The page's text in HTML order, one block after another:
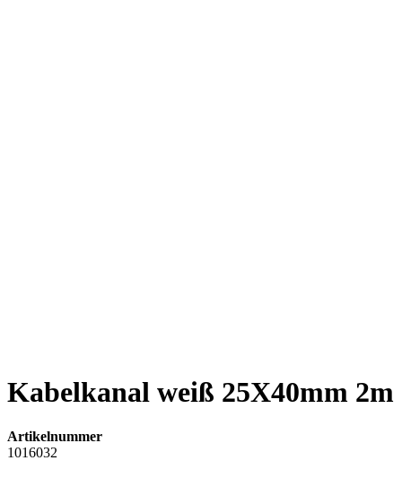
Kabelkanal weiß 25X40mm 2m
Artikelnummer
1016032